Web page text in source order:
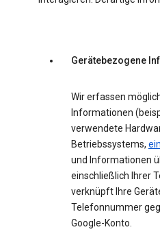
Gerätebezogene
Wir erfassen
Informationen
verwendete
Betriebssystems,
und Informationen
einschließlich Ihrer
verknüpft Ihre
Telefonnummer
Google-Konto.